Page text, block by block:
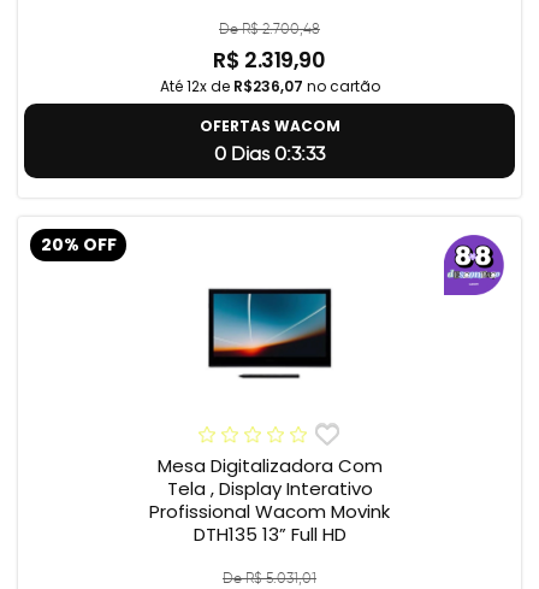
De R$ 2.700,48
R$ 2.319,90
Até 12x de R$236,07 no cartão
OFERTAS WACOM
0 Dias 0:3:32
20% OFF
Mesa Digitalizadora Com
Tela , Display Interativo
Profissional Wacom Movink
DTH135 13” Full HD
De R$ 5.031,01